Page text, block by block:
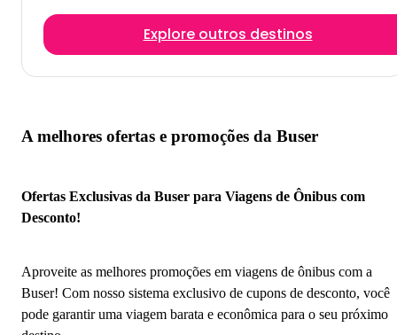
Explore outros destinos
A melhores ofertas e promoções da Buser
Ofertas Exclusivas da Buser para Viagens de Ônibus com
Desconto!
Aproveite as melhores promoções em viagens de ônibus com a
Buser! Com nosso sistema exclusivo de cupons de desconto, você
pode garantir uma viagem barata e econômica para o seu próximo